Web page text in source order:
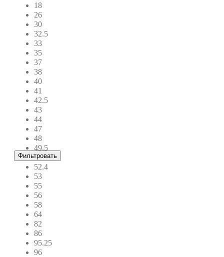
18
26
30
32.5
33
35
37
38
40
41
42.5
43
44
47
48
49.5
51
52.4
53
55
56
58
64
82
86
95.25
96
Фильтровать